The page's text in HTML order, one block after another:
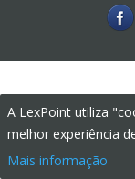
A LexPoint utiliza
melhor experiência
Mais informação